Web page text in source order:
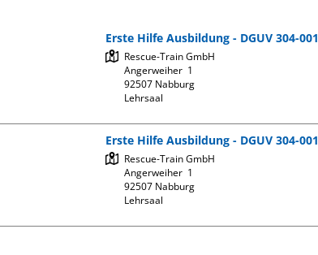
Erste Hilfe Ausbildung - DGUV 304-001
Rescue-Train GmbH
Angerweiher  1
92507 Nabburg
Lehrsaal
Erste Hilfe Ausbildung - DGUV 304-001
Rescue-Train GmbH
Angerweiher  1
92507 Nabburg
Lehrsaal